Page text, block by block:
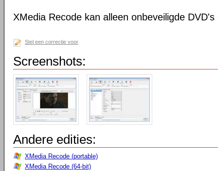
XMedia Recode kan alleen onbeveiligde
Stel een correctie voor
Screenshots:
Andere edities:
XMedia Recode (portable)
XMedia Recode (64-bit)